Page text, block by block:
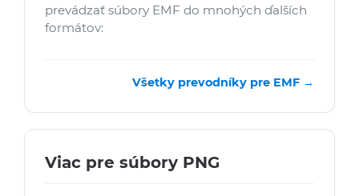
prevádzať súbory EMF do mnohých ďalších
formátov:
Všetky prevodníky pre EMF →
Viac pre súbory PNG